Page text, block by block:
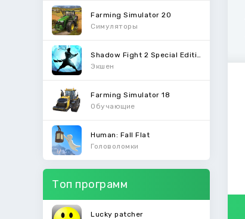
Farming Simulator 20
Симуляторы
Экшен
Farming Simulator 18
Обучающие
Human: Fall Flat
Головоломки
Топ программ
Lucky patcher